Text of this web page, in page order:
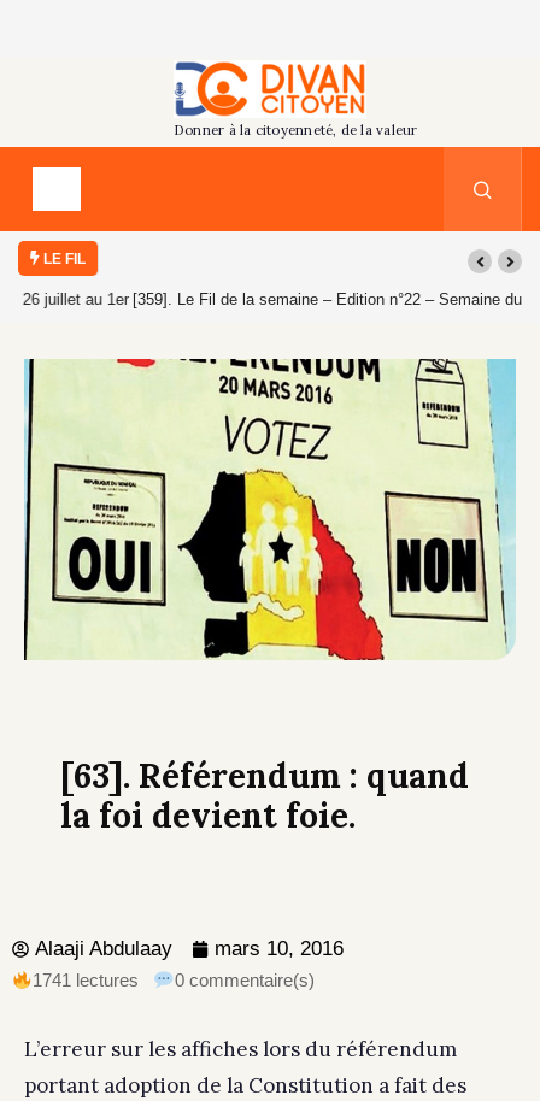
LE FIL
[359]. Le Fil de la semaine – Edition n°22 – Semaine du 19 au 25 juillet
[63]. Référendum : quand
la foi devient foie.
Alaaji Abdulaay mars 10, 2016
1741 lectures 0 commentaire(s)
L’erreur sur les affiches lors du référendum
portant adoption de la Constitution a fait des